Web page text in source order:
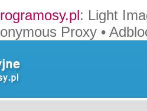
: Light
Proxy •